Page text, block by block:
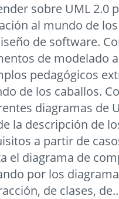
sobre UML 2.0
al mundo de
de software.
de modelado
pedagógicos
de los caballos.
diagramas de
la descripción de
a partir de
el diagrama de
por los
de clases,